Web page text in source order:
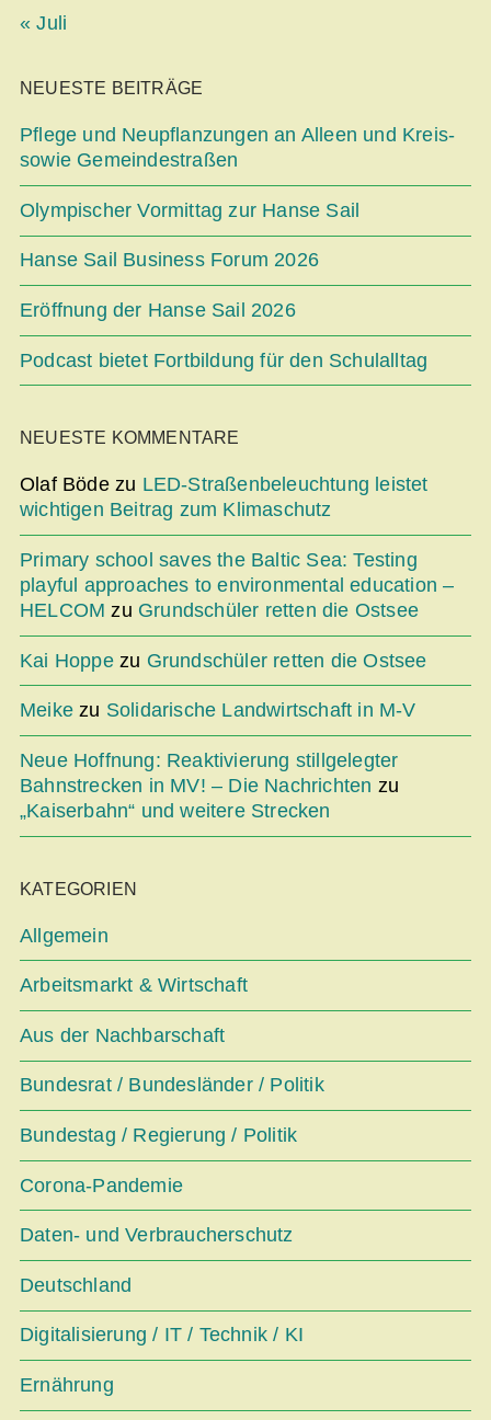
« Juli
NEUESTE BEITRÄGE
Pflege und Neupflanzungen an Alleen und Kreis-
sowie Gemeindestraßen
Olympischer Vormittag zur Hanse Sail
Hanse Sail Business Forum 2026
Eröffnung der Hanse Sail 2026
Podcast bietet Fortbildung für den Schulalltag
NEUESTE KOMMENTARE
Olaf Bödezu LED-Straßenbeleuchtung leistet
wichtigen Beitrag zum Klimaschutz
Primary school saves the Baltic Sea: Testing
playful approaches to environmental education –
HELCOM zu Grundschüler retten die Ostsee
Kai Hoppezu Grundschüler retten die Ostsee
Meike zu Solidarische Landwirtschaft in M-V
Neue Hoffnung: Reaktivierung stillgelegter
Bahnstrecken in MV! – Die Nachrichten zu
„Kaiserbahn“ und weitere Strecken
KATEGORIEN
Allgemein
Arbeitsmarkt & Wirtschaft
Aus der Nachbarschaft
Bundesrat / Bundesländer / Politik
Bundestag / Regierung / Politik
Corona-Pandemie
Daten- und Verbraucherschutz
Deutschland
Digitalisierung / IT / Technik / KI
Ernährung